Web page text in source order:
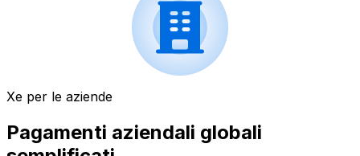
Xe per le aziende
Pagamenti aziendali globali